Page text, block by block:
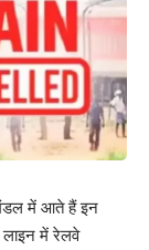
में आते हैं इन
में रेलवे